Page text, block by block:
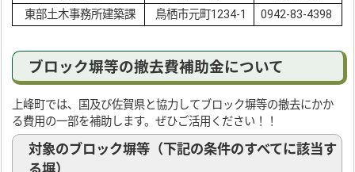
東部土木事務所建築課
鳥栖市元町1234-1 0942-83-4398
ブロック塀等の撤去費補助金について
上峰町では、国及び佐賀県と協力してブロック塀等の撤去にかか
る費用の一部を補助します。ぜひご活用ください！！
対象のブロック塀等（下記の条件のすべてに該当す
る塀）